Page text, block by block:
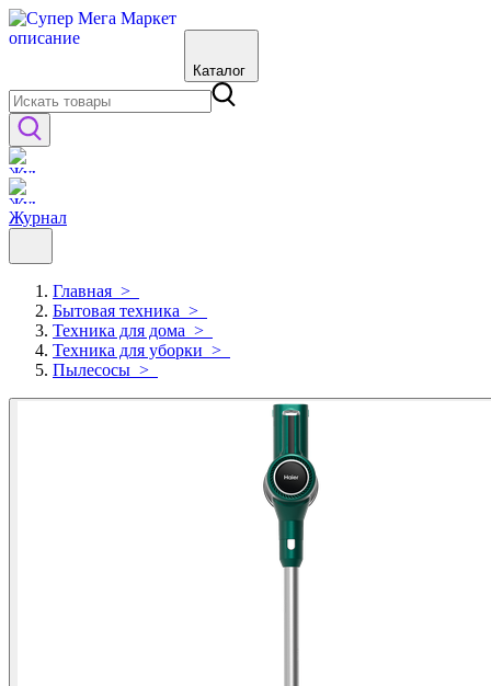
Каталог
Журнал
Главная >
Бытовая техника >
Техника для дома >
Техника для уборки >
Пылесосы >